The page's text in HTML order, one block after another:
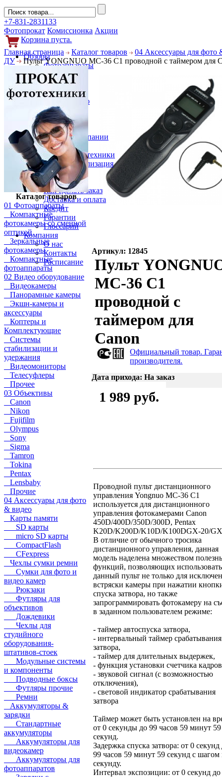
+7-831-2831133
Фотопрокат Комиссионка Акции
Корзина пуста.
Обзоры
Фотоаппараты
Объективы
Фильтры
Новости
Фото и видео
Гаджеты
Аксессуары
Слухи
Новости компании
Услуги
Прокат фототехники
Выкуп и реализация
Покупателям
Акции
Как сделать заказ
Доставка и оплата
Кредит
Гарантии
Глоссарий
Компания
О нас
Контакты
Расписание
Главная страница Каталог товаров
04 Аксессуары для фото
ДУ
Пульт YONGNUO MC-36 C1 проводной с таймером для
Каталог товаров
01 Фотоаппараты
Компактные
фотокамеры со сменной
оптикой
Зеркальные
фотокамеры
Компактные
фотоаппараты
02 Видео оборудование
Видеокамеры
Панорамные камеры
Экшн-камеры и
аксессуары
Коптеры и
Комплектующие
Системы
стабилизации и
удержания
Видеомониторы
Телесуфлеры
Прочее
03 Объективы
Canon
Nikon
Fujifilm
Olympus
Sony
Sigma
Tamron
Tokina
Pentax
Lensbaby
Прочие
04 Аксессуары для фото
& видео
Карты памяти
SD карты
micro SD карты
CompactFlash
CFexpress
Чехлы сумки ремни
Сумки для фото и
видео камер
Рюкзаки
Футляры для
объективов
Дождевики
Чехлы для
студийного
оборудования-
штативов-стоек
Модульные системы
и компоненты
Подводные боксы
Футляры прочие
Ремни
Аккумуляторы &
зарядки
Стандартные
аккумуляторы
Аккумуляторы для
видеокамер
Аккумуляторы для
фотоаппаратов
Артикул: 12845
Пульт
MC-36 C1
проводной с
таймером для
Canon
Официальный товар.
производителя.
Дата прихода: На заказ
1 989 руб.
Проводной пульт дистанционного
управления Yongnuo MC-36 C1
используется для дистанционного
управления фотокамерами Canon
450D/400D/350D/300D, Pentax
K20D/K200D/K10D/K100DGX-20/
В отличие от обычного тросика
дистанционного управления, данная
модель наделена множеством
функций, позволяющих использовать
данный пульт не только для
встряски камеры при нажатии
спуска затвора, но также
запрограммировать фотокамеру на
в заданном пользователем режиме:
- таймер автоспуска затвора,
- интервальный таймер срабатывания
затвора,
- таймер для длительных выдержек,
- функция установки счетчика
- звуковой сигнал (с возможностью
отключения),
- световой индикатор срабатывания
затвора
Таймер может быть установлен на
от 0 секунды до 99 часов 59 минут 59
секунд.
Задержка спуска затвора: от 0 секунд
99 часов 59 минут 59 секунд с шагом
секунду.
Интервал экспозиции: от 0 секунд до